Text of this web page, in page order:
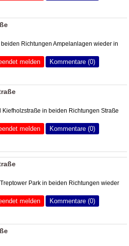
Richtungen Ampelanlagen wieder in
melden Kommentare (0)
Kiefholzstraße in beiden Richtungen Straße
melden Kommentare (0)
Park in beiden Richtungen wieder
melden Kommentare (0)